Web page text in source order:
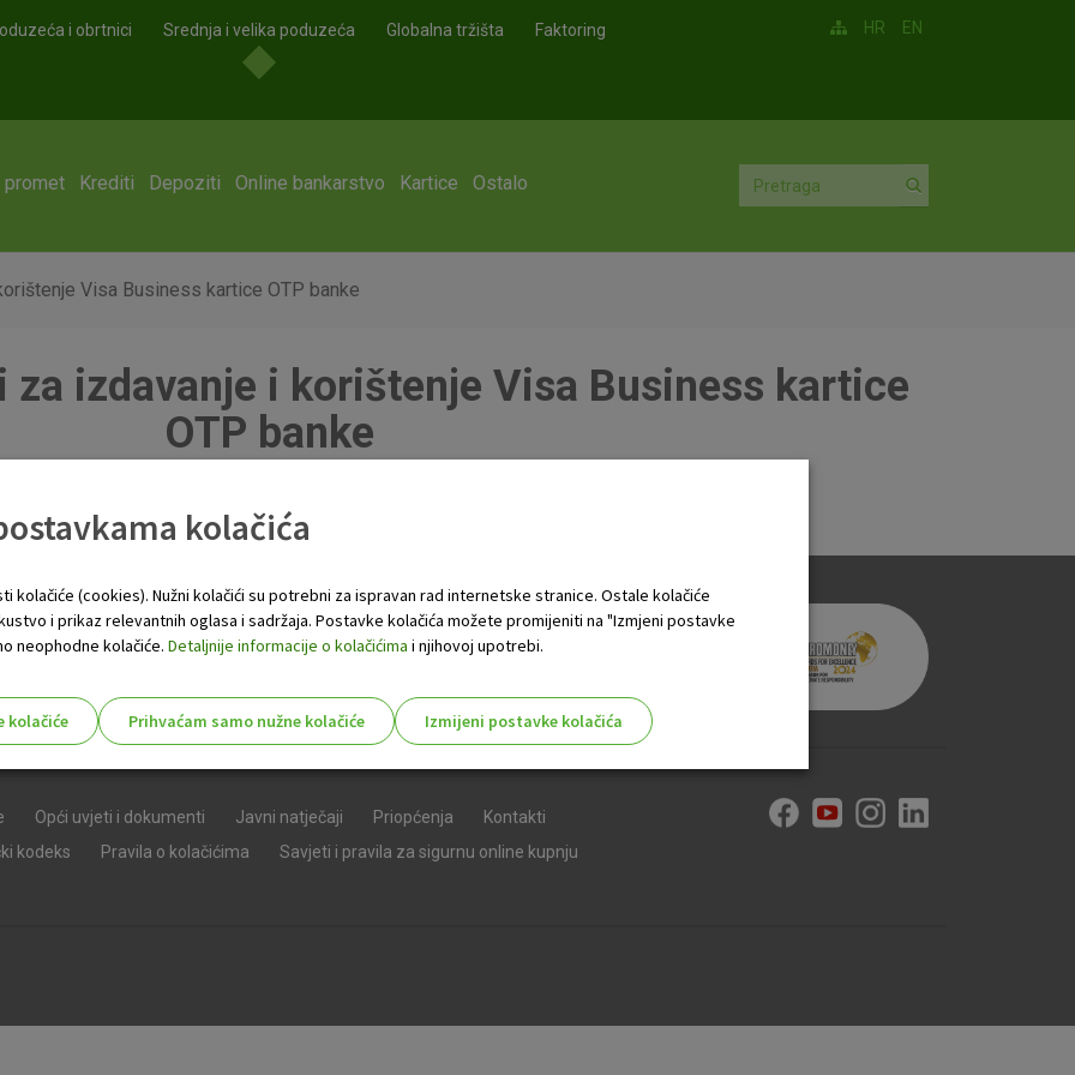
i obrtnici Srednja i velika poduzeća Globalna tržišta Faktoring HR EN
promet Krediti Depoziti Online bankarstvo Kartice Ostalo
Visa Business kartice OTP banke
za izdavanje i korištenje Visa Business kartice
OTP banke
Opći uvjeti i dokumenti Javni natječaji Priopćenja
Kontakti
kodeks Pravila o kolačićima
Savjeti i pravila za sigurnu online kupnju
kolačića
kolačiće (cookies). Nužni kolačići su potrebni za ispravan rad internetske stranice. Ostale kolačiće
i prikaz relevantnih oglasa i sadržaja. Postavke kolačića možete promijeniti na "Izmjeni postavke
neophodne kolačiće. Detaljnije informacije o kolačićima i njihovoj upotrebi.
kolačiće Prihvaćam samo nužne kolačiće
Izmijeni postavke kolačića
njima, ali u tom slučaju neki dijelovi stranice neće raditi. Ti kolačići ne